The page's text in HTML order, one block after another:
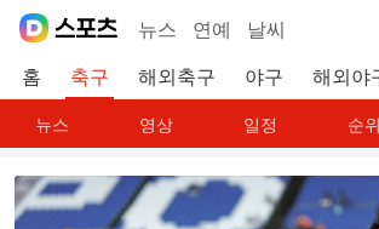
뉴스 연예 날씨
홈 축구 해외축구 야구 해외야
뉴스 영상 일정 순위